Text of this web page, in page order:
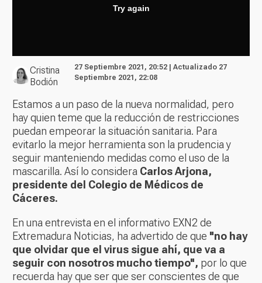
Cristina
Bodión
27 Septiembre 2021, 20:52 | Actualizado 27
Septiembre 2021, 22:08
Estamos a un paso de la nueva normalidad, pero
hay quien teme que la reducción de restricciones
puedan empeorar la situación sanitaria. Para
evitarlo la mejor herramienta son la prudencia y
seguir manteniendo medidas como el uso de la
mascarilla. Así lo considera Carlos Arjona,
presidente del Colegio de Médicos de
Cáceres.
En una entrevista en el informativo EXN2 de
Extremadura Noticias, ha advertido de que "no hay
que olvidar que el virus sigue ahí, que va a
seguir con nosotros mucho tiempo", por lo que
recuerda hay que ser que ser conscientes de que